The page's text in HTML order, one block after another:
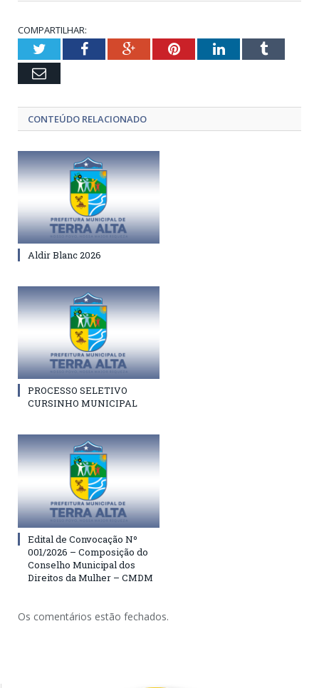
COMPARTILHAR:
TwitterFacebookGoogle+PinterestLinkedInTumblr
Email
CONTEÚDO RELACIONADO
Aldir Blanc 2026
PROCESSO SELETIVO
CURSINHO MUNICIPAL
Edital de Convocação Nº
001/2026 – Composição do
Conselho Municipal dos
Direitos da Mulher – CMDM
Os comentários estão fechados.